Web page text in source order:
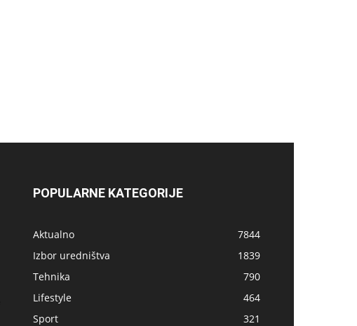
POPULARNE KATEGORIJE
Aktualno
7844
Izbor uredništva
1839
Tehnika
790
Lifestyle
464
Sport
321